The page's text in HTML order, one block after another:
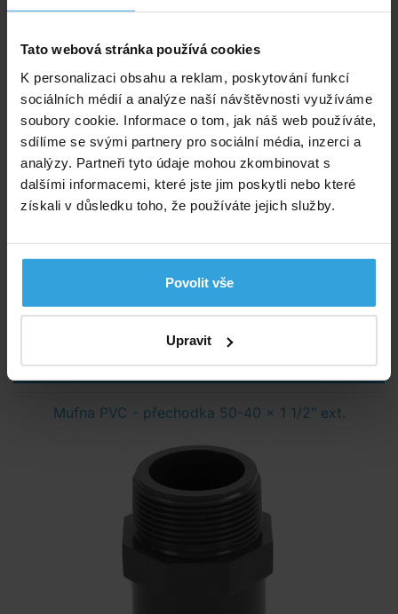
Tato webová stránka používá cookies
K personalizaci obsahu a reklam, poskytování funkcí
sociálních médií a analýze naší návštěvnosti využíváme
soubory cookie. Informace o tom, jak náš web používáte,
sdílíme se svými partnery pro sociální média, inzerci a
analýzy. Partneři tyto údaje mohou zkombinovat s
dalšími informacemi, které jste jim poskytli nebo které
získali v důsledku toho, že používáte jejich služby.
Povolit vše
Upravit
Nedostupné
35,- Kč
detail
Mufna PVC - přechodka 50-40 x 1 1/2" ext.